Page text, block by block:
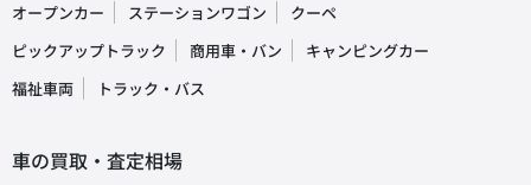
オープンカー
ステーションワゴン
クーペ
ピックアップトラック
商用車・バン
キャンピングカー
福祉車両
トラック・バス
車の買取・査定相場